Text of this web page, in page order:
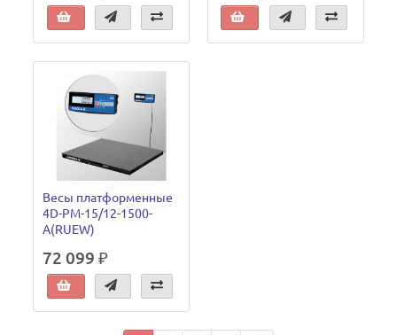
Весы платформенные
4D-PM-15/12-1500-
A(RUEW)
72 099 ₽